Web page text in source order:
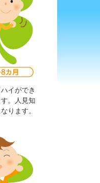
イができ
。人見知
ります。